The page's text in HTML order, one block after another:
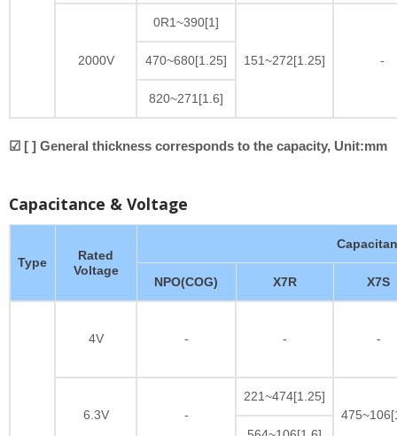
2000V
0R1~390[1]
151~272[1.25] -
470~680[1.25]
820~271[1.6]
☑ [ ] General thickness corresponds to the capacity, Unit:mm
Capacitance & Voltage
Type
Rated
Voltage
NPO(COG) X7R X7S
4V - - -
6.3V -
221~474[1.25]